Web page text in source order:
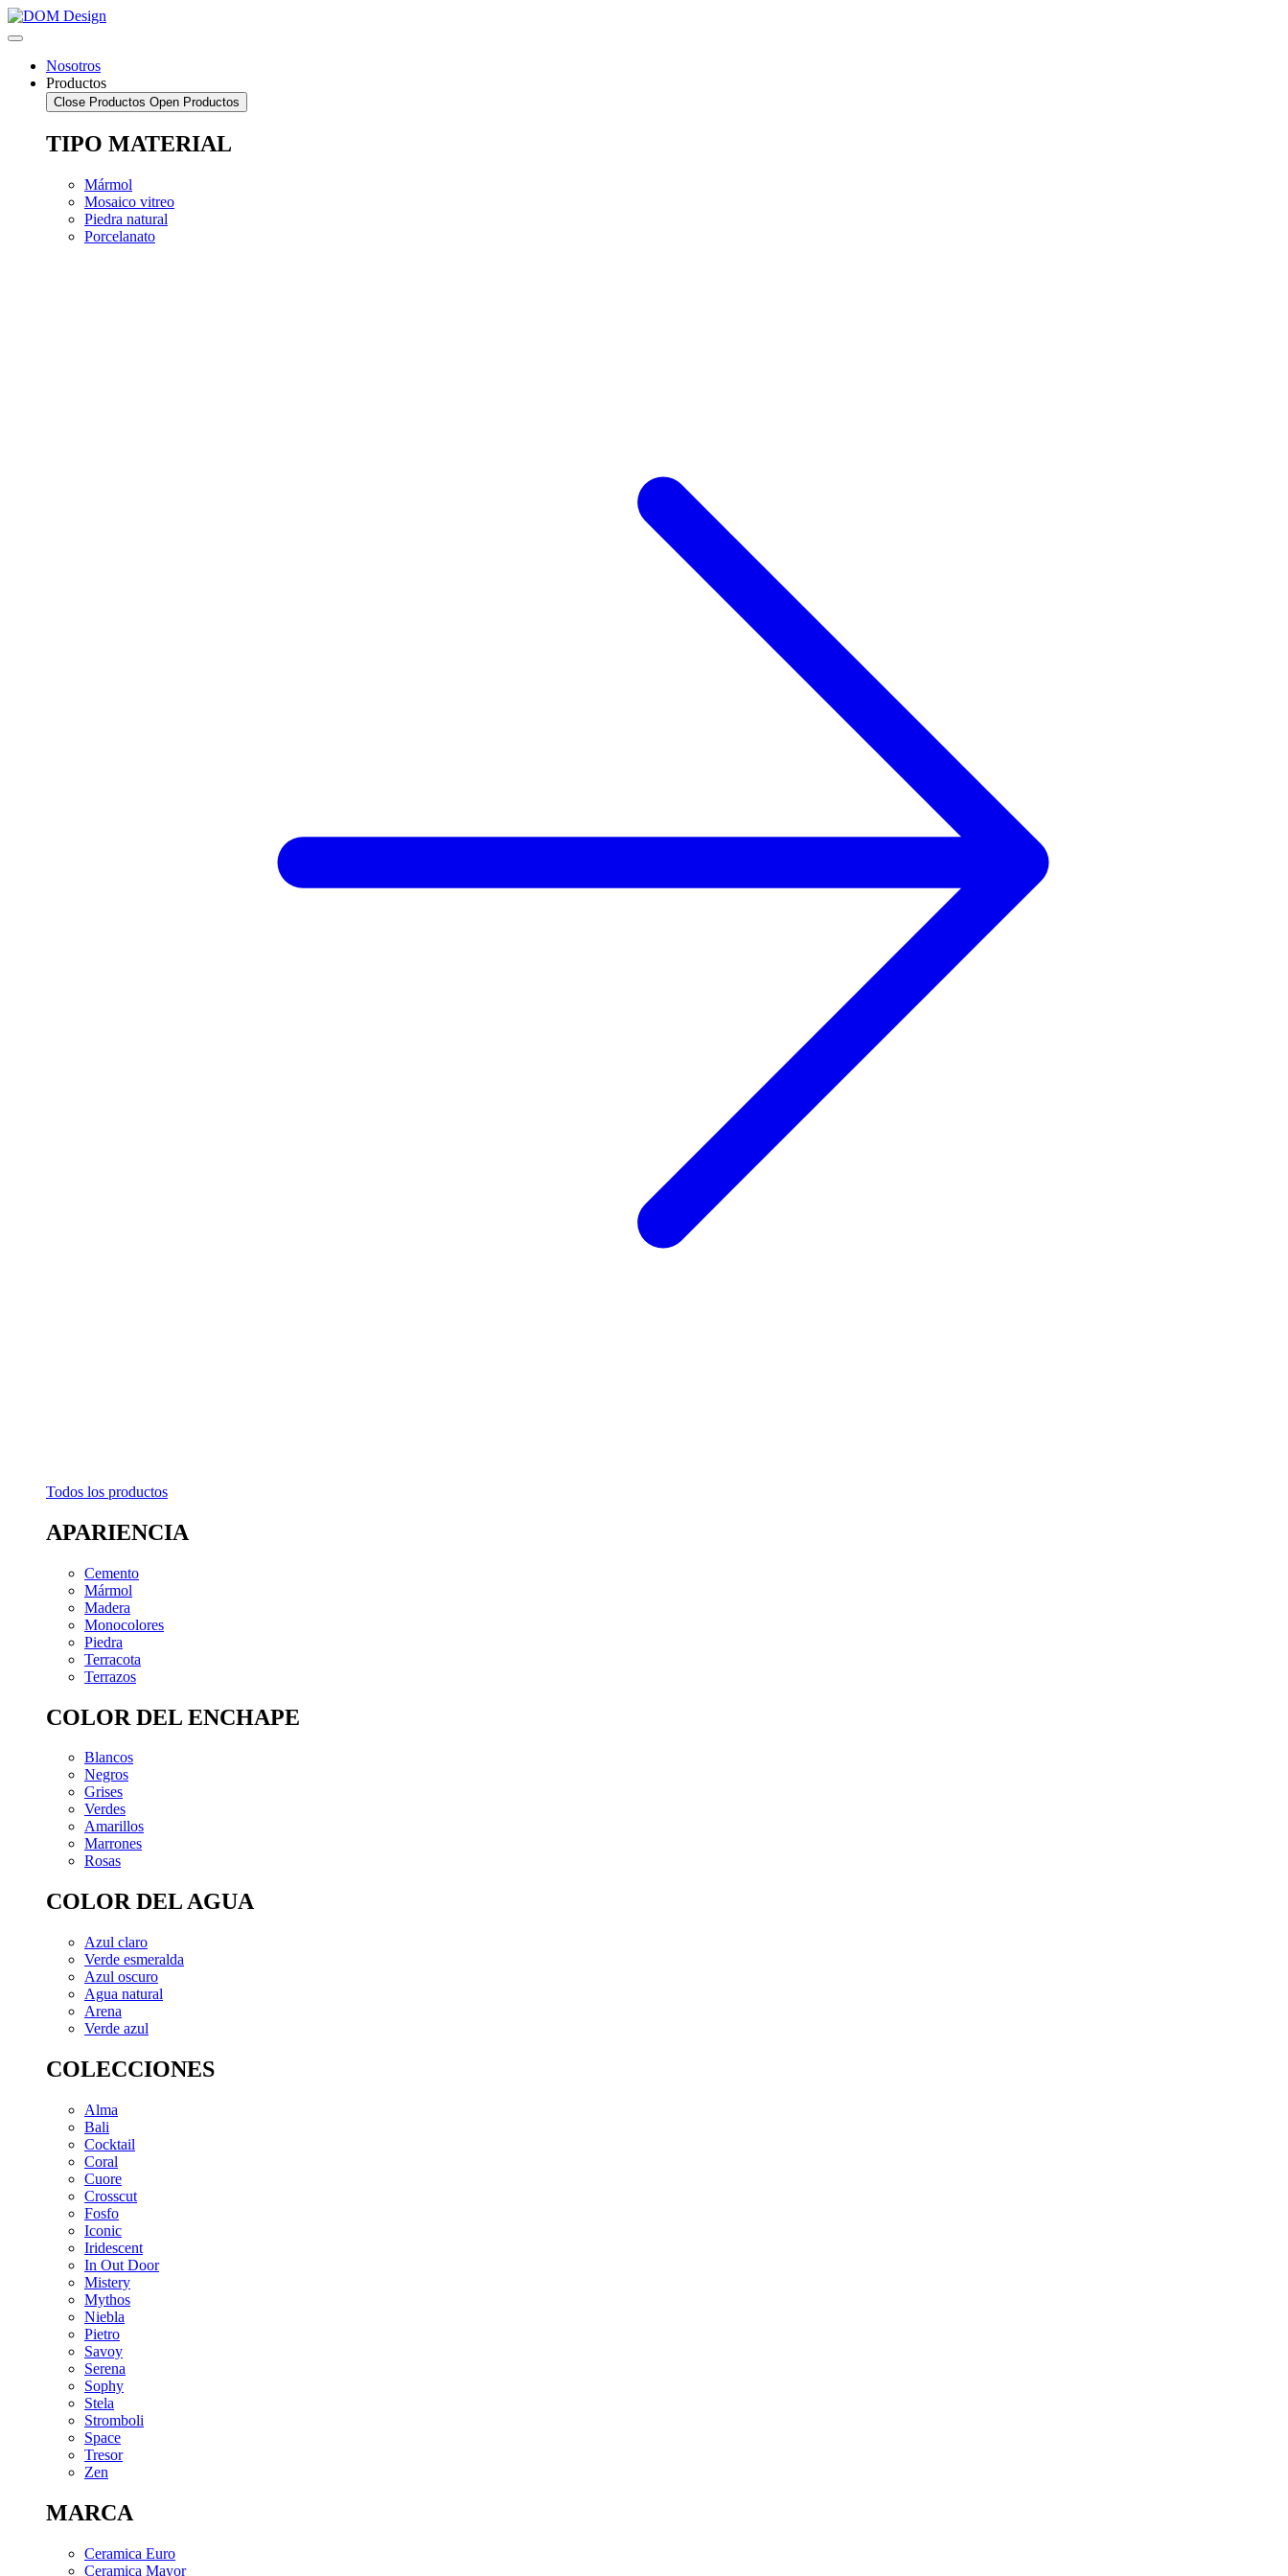
Saltar
al
Nosotros
Productos
Close Productos Open Productos
TIPO MATERIAL
Mármol
Mosaico vitreo
Piedra natural
Porcelanato
Todos los productos
APARIENCIA
Cemento
Mármol
Madera
Monocolores
Piedra
Terracota
Terrazos
COLOR DEL ENCHAPE
Blancos
Negros
Grises
Verdes
Amarillos
Marrones
Rosas
COLOR DEL AGUA
Azul claro
Verde esmeralda
Azul oscuro
Agua natural
Arena
Verde azul
COLECCIONES
Alma
Bali
Cocktail
Coral
Cuore
Crosscut
Fosfo
Iconic
Iridescent
In Out Door
Mistery
Mythos
Niebla
Pietro
Savoy
Serena
Sophy
Stela
Stromboli
Space
Tresor
Zen
MARCA
Ceramica Euro
Ceramica Mayor